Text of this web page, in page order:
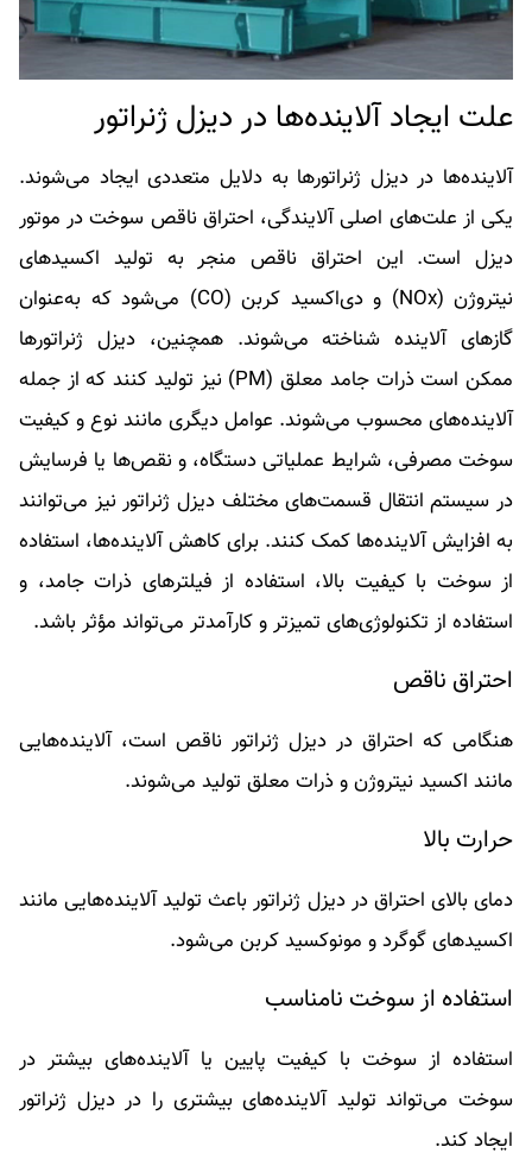
علت ایجاد آلاینده‌ها در دیزل ژنراتور
آلاینده‌ها در دیزل ژنراتورها به دلایل متعددی ایجاد می‌شوند.
یکی از علت‌های اصلی آلایندگی، احتراق ناقص سوخت در موتور
دیزل است. این احتراق ناقص منجر به تولید اکسیدهای
نیتروژن (NOx) و دی‌اکسید کربن (CO) می‌شود که به‌عنوان
گازهای آلاینده شناخته می‌شوند. همچنین، دیزل ژنراتورها
ممکن است ذرات جامد معلق (PM) نیز تولید کنند که از جمله
آلاینده‌های محسوب می‌شوند. عوامل دیگری مانند نوع و کیفیت
سوخت مصرفی، شرایط عملیاتی دستگاه، و نقص‌ها یا فرسایش
در سیستم انتقال قسمت‌های مختلف دیزل ژنراتور نیز می‌توانند
به افزایش آلاینده‌ها کمک کنند. برای کاهش آلاینده‌ها، استفاده
از سوخت با کیفیت بالا، استفاده از فیلترهای ذرات جامد، و
استفاده از تکنولوژی‌های تمیزتر و کارآمدتر می‌تواند مؤثر باشد.
احتراق ناقص
هنگامی که احتراق در دیزل ژنراتور ناقص است، آلاینده‌هایی
مانند اکسید نیتروژن و ذرات معلق تولید می‌شوند.
حرارت بالا
دمای بالای احتراق در دیزل ژنراتور باعث تولید آلاینده‌هایی مانند
اکسیدهای گوگرد و مونوکسید کربن می‌شود.
استفاده از سوخت نامناسب
استفاده از سوخت با کیفیت پایین یا آلاینده‌های بیشتر در
سوخت می‌تواند تولید آلاینده‌های بیشتری را در دیزل ژنراتور
ایجاد کند.